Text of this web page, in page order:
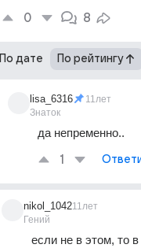
0 8
По дате По рейтингу
lisa_6316
Знаток
11лет
да непременно..
1
nikol_1042
Гений
11лет
если не в этом, то